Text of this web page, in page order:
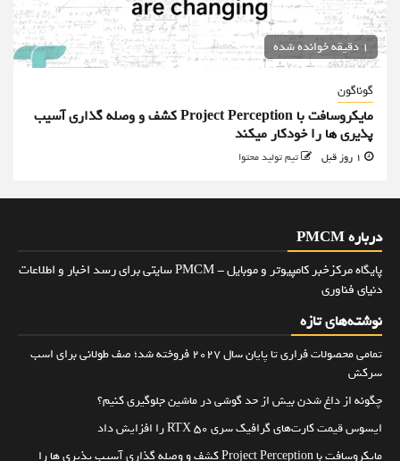
1 دقیقه خوانده شده
گوناگون
مایکروسافت با Project Perception کشف و وصله گذاری آسیب
پذیری ها را خودکار میکند
تیم تولید محتوا
درباره PMCM
پایگاه مرکزخبر کامپیوتر و موبایل - PMCM سایتی برای رسد اخبار و اطلاعات
دنیای فناوری
نوشته‌های تازه
تمامی محصولات فراری تا پایان سال ۲۰۲۷ فروخته شد؛ صف طولانی برای اسب
سرکش
چگونه از داغ شدن بیش از حد گوشی در ماشین جلوگیری کنیم؟
ایسوس قیمت کارت‌های گرافیک سری RTX 50 را افزایش داد
مایکروسافت با Project Perception کشف و وصله گذاری آسیب پذیری ها را